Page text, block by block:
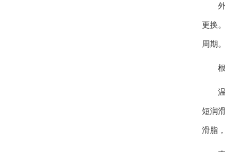
更换
周期。
短润
滑脂